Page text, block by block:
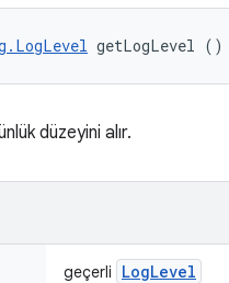
getLogLevel ()
düzeyini alır.
geçerli LogLevel